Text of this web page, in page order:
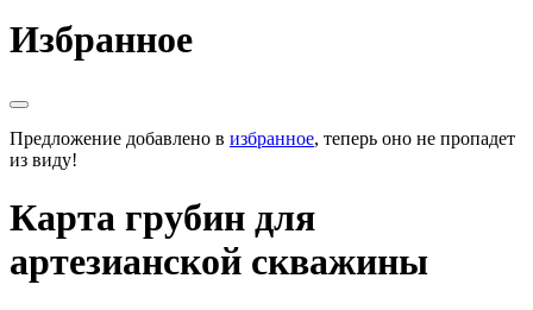
Избранное
Предложение добавлено в избранное, теперь оно не пропадет
из виду!
Карта грубин для
артезианской скважины